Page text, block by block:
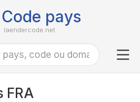
Code pays
laendercode.net
FRA